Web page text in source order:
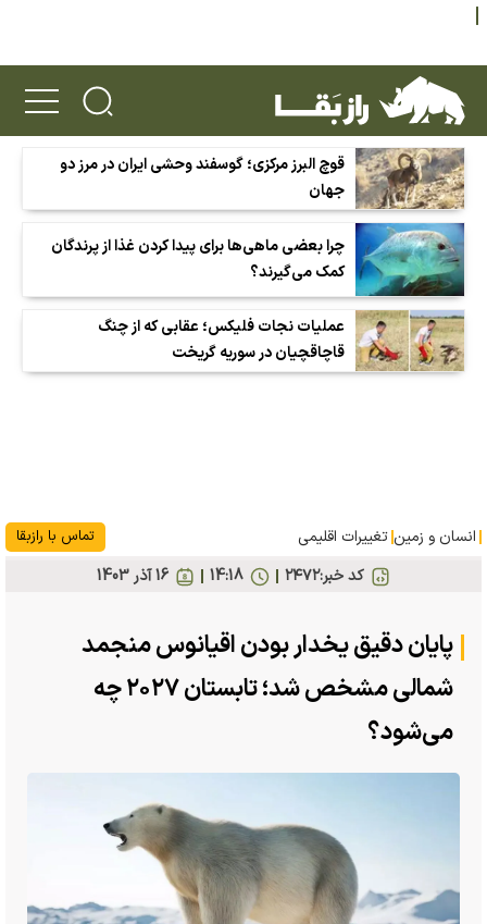
قوچ البرز مرکزی؛ گوسفند وحشی ایران در مرز دو
جهان
چرا بعضی ماهی‌ها برای پیدا کردن غذا از پرندگان
کمک می‌گیرند؟
عملیات نجات فلیکس؛ عقابی که از چنگ
قاچاقچیان در سوریه گریخت
انسان و زمین تغییرات اقلیمی تماس با رازبقا
کد خبر:۲۴۷۲ 16 آذر 1403 14:18
پایان دقیق یخدار بودن اقیانوس منجمد
شمالی مشخص شد؛ تابستان ۲۰۲۷ چه
می‌شود؟